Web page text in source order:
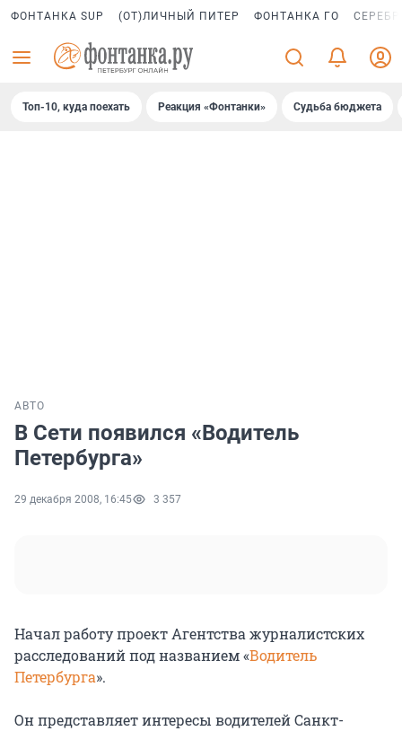
ФОНТАНКА SUP (ОТ)ЛИЧНЫЙ ПИТЕР ФОНТАНКА ГО
Топ-10, куда поехать Реакция «Фонтанки» Судьба бюджета
АВТО
В Сети появился «Водитель
Петербурга»
29 декабря 2008, 16:45 3 357
Начал работу проект Агентства журналистских
расследований под названием «Водитель
Петербурга».
Он представляет интересы водителей Санкт-